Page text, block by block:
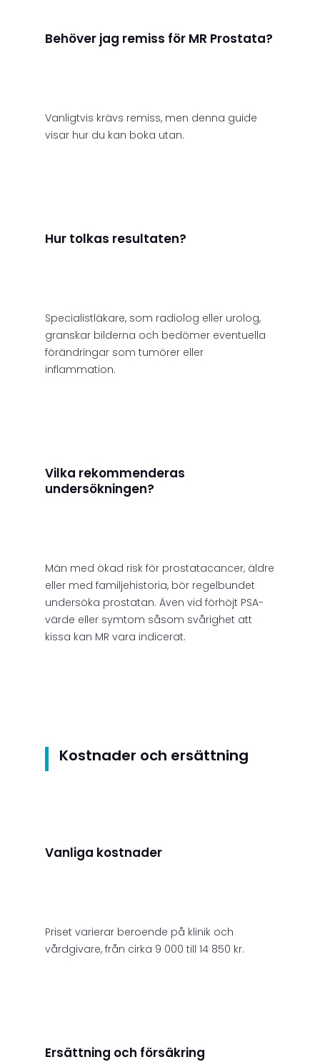
Behöver jag remiss för MR Prostata?
Vanligtvis krävs remiss, men denna guide
visar hur du kan boka utan.
Hur tolkas resultaten?
Specialistläkare, som radiolog eller urolog,
granskar bilderna och bedömer eventuella
förändringar som tumörer eller
inflammation.
Vilka rekommenderas
undersökningen?
Män med ökad risk för prostatacancer, äldre
eller med familjehistoria, bör regelbundet
undersöka prostatan. Även vid förhöjt PSA-
värde eller symtom såsom svårighet att
kissa kan MR vara indicerat.
Kostnader och ersättning
Vanliga kostnader
Priset varierar beroende på klinik och
vårdgivare, från cirka 9 000 till 14 850 kr.
Ersättning och försäkring